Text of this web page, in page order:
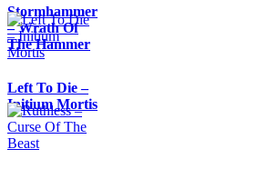
Stormhammer
– Wrath Of
The Hammer
Left To Die –
Initium Mortis